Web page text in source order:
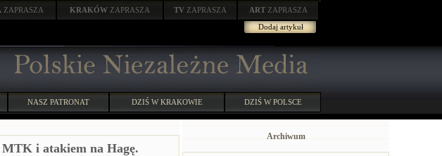
ZAPRASZA KRAKÓW ZAPRASZA TV ZAPRASZA ART ZAPRASZA
Dodaj artykuł
NASZ PATRONAT DZIŚ W KRAKOWIE DZIŚ W POLSCE
i atakiem na Hagę.
Archiwum